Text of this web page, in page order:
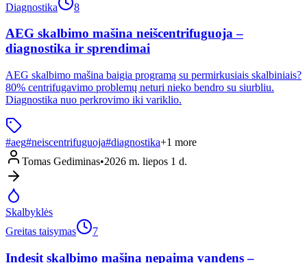
Diagnostika
8
AEG skalbimo mašina neišcentrifuguoja –
diagnostika ir sprendimai
AEG skalbimo mašina baigia programą su permirkusiais skalbiniais?
80% centrifugavimo problemų neturi nieko bendro su siurbliu.
Diagnostika nuo perkrovimo iki variklio.
#aeg#neiscentrifuguoja#diagnostika+1 more
Tomas Gediminas•2026 m. liepos 1 d.
Skalbyklės
Greitas taisymas
7
Indesit skalbimo mašina nepaima vandens –